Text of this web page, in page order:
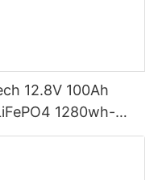
12.8V 100Ah
1280wh-